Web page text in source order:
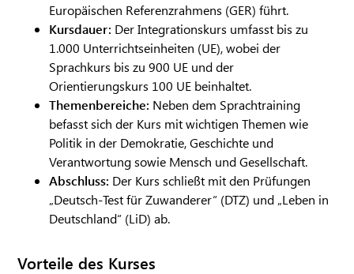
Europäischen Referenzrahmens (GER) führt.
Kursdauer: Der Integrationskurs umfasst bis zu
1.000 Unterrichtseinheiten (UE), wobei der
Sprachkurs bis zu 900 UE und der
Orientierungskurs 100 UE beinhaltet.
Themenbereiche: Neben dem Sprachtraining
befasst sich der Kurs mit wichtigen Themen wie
Politik in der Demokratie, Geschichte und
Verantwortung sowie Mensch und Gesellschaft.
Abschluss: Der Kurs schließt mit den Prüfungen
„Deutsch-Test für Zuwanderer“ (DTZ) und „Leben in
Deutschland“ (LiD) ab.
Vorteile des Kurses